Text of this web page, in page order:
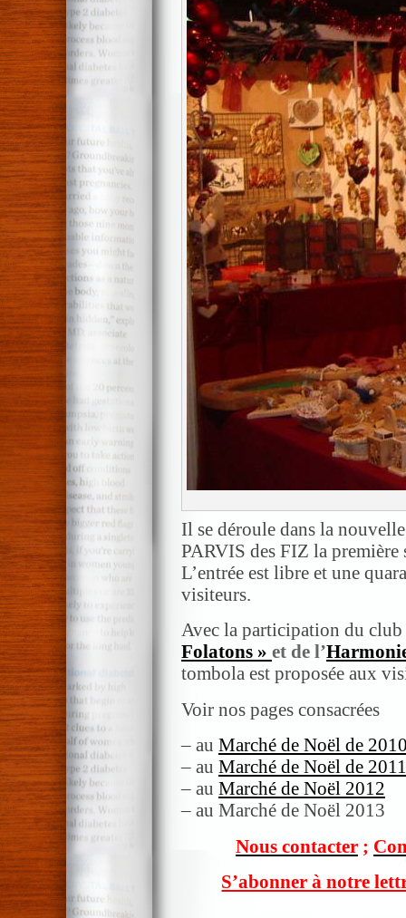
Il se déroule dans la
PARVIS des FIZ la première
L’entrée est libre et une
visiteurs.
Avec la participation du
Folatons » et de l’
tombola est proposée aux
Voir nos pages consacrées
– au Marché de Noël de
– au Marché de Noël de 2011
– au Marché de Noël 2012
– au Marché de Noël 2013
Nous contacter ;
S’abonner à notre